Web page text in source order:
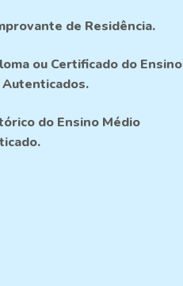
de Residência.
ou Certificado do Ensino
Autenticados.
do Ensino Médio